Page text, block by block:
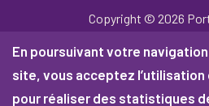
En poursuivant votre
site, vous acceptez l’utilisation
pour réaliser des statistiques
Copyright © 2026
Plan du site
Politique de